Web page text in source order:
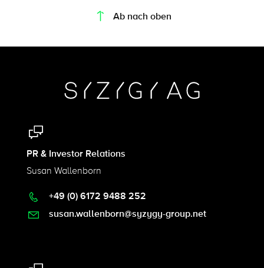
Ab nach oben
PR & Investor Relations
Susan Wallenborn
+49 (0) 6172 9488 252
susan.wallenborn@syzygy-group.net